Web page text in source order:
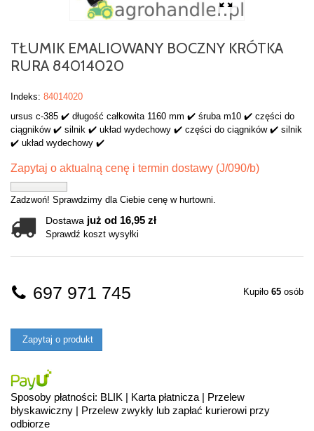
TŁUMIK EMALIOWANY BOCZNY KRÓTKA
RURA 84014020
Indeks: 84014020
ursus c-385 ✔️ długość całkowita 1160 mm ✔️ śruba m10 ✔️ części do
ciągników ✔️ silnik ✔️ układ wydechowy ✔️ części do ciągników ✔️ silnik
✔️ układ wydechowy ✔️
Zapytaj o aktualną cenę i termin dostawy (J/090/b)
Zadzwoń! Sprawdzimy dla Ciebie cenę w hurtowni.
Dostawa już od 16,95 zł
Sprawdź koszt wysyłki
Kupiło 65 osób
697 971 745
Zapytaj o produkt
Sposoby płatności: BLIK | Karta płatnicza | Przelew
błyskawiczny | Przelew zwykły lub zapłać kurierowi przy
odbiorze